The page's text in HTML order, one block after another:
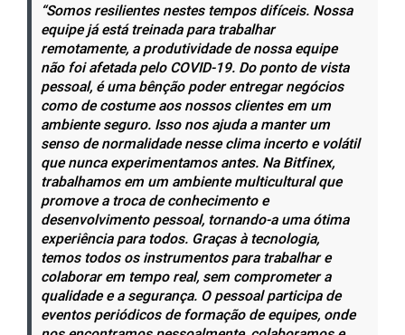
“Somos resilientes nestes tempos difíceis. Nossa
equipe já está treinada para trabalhar
remotamente, a produtividade de nossa equipe
não foi afetada pelo COVID-19. Do ponto de vista
pessoal, é uma bênção poder entregar negócios
como de costume aos nossos clientes em um
ambiente seguro. Isso nos ajuda a manter um
senso de normalidade nesse clima incerto e volátil
que nunca experimentamos antes. Na Bitfinex,
trabalhamos em um ambiente multicultural que
promove a troca de conhecimento e
desenvolvimento pessoal, tornando-a uma ótima
experiência para todos. Graças à tecnologia,
temos todos os instrumentos para trabalhar e
colaborar em tempo real, sem comprometer a
qualidade e a segurança. O pessoal participa de
eventos periódicos de formação de equipes, onde